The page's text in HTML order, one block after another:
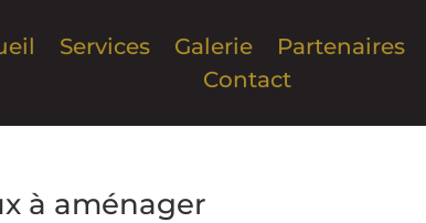
Services Galerie Partenaires
Contact
à aménager